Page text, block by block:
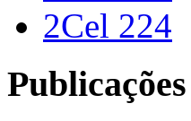
2Cel 224
Publicações